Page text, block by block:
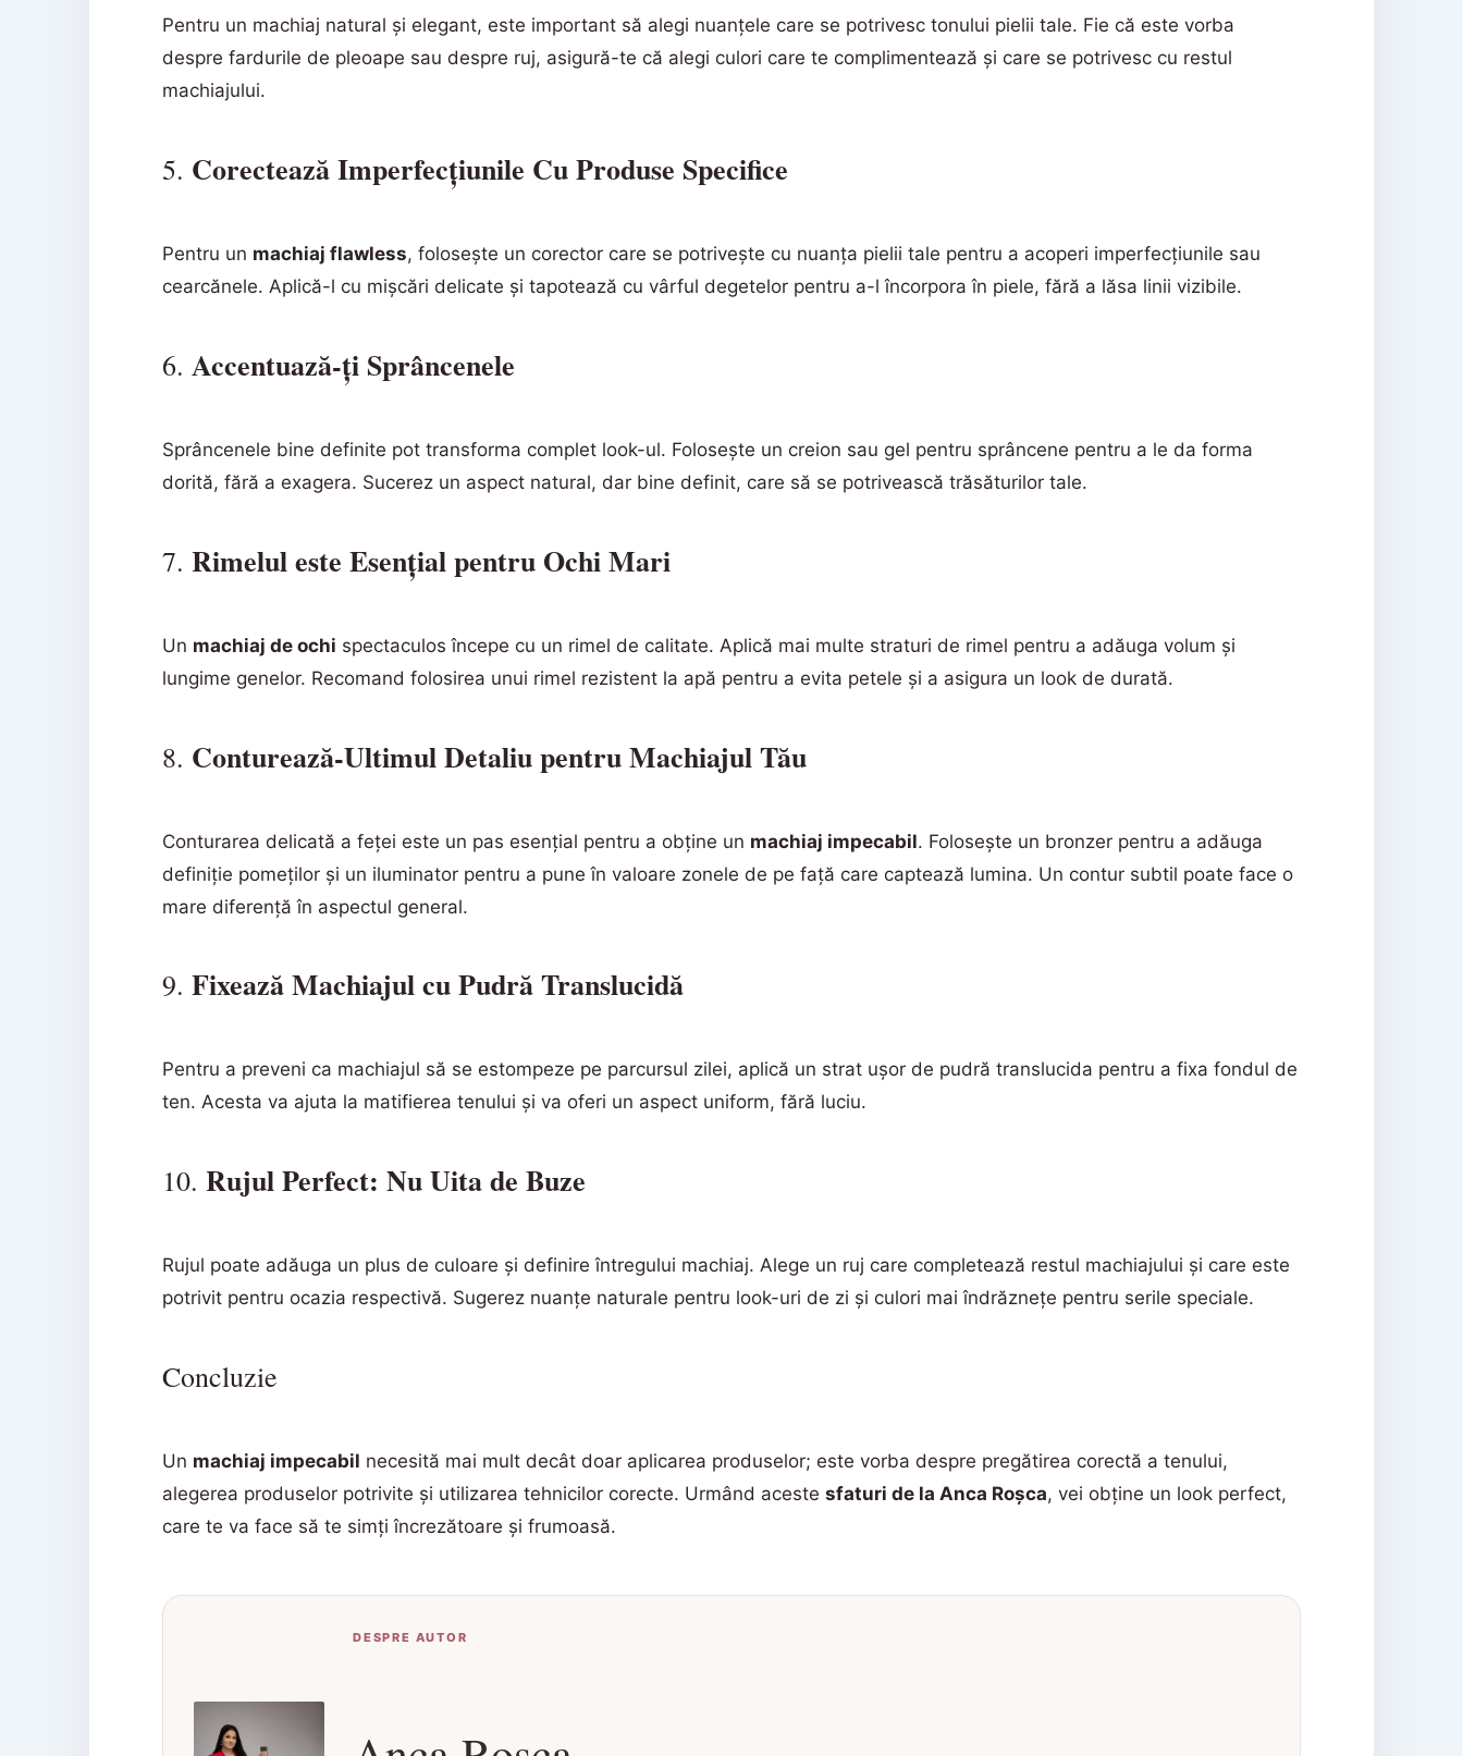
Pentru un machiaj natural și elegant, este important să alegi nuanțele care se potrivesc tonului pielii tale. Fie că este vorba
despre fardurile de pleoape sau despre ruj, asigură-te că alegi culori care te complimentează și care se potrivesc cu restul
machiajului.
5. Corectează Imperfecțiunile Cu Produse Specifice
Pentru un machiaj flawless, folosește un corector care se potrivește cu nuanța pielii tale pentru a acoperi imperfecțiunile sau
cearcănele. Aplică-l cu mișcări delicate și tapotează cu vârful degetelor pentru a-l încorpora în piele, fără a lăsa linii vizibile.
6.Accentuază-ți Sprâncenele
Sprâncenele bine definite pot transforma complet look-ul. Folosește un creion sau gel pentru sprâncene pentru a le da forma
dorită, fără a exagera. Sucerez un aspect natural, dar bine definit, care să se potrivească trăsăturilor tale.
7.Rimelul este Esențial pentru Ochi Mari
Un machiaj de ochi spectaculos începe cu un rimel de calitate. Aplică mai multe straturi de rimel pentru a adăuga volum și
lungime genelor. Recomand folosirea unui rimel rezistent la apă pentru a evita petele și a asigura un look de durată.
8. Conturează-Ultimul Detaliu pentru Machiajul Tău
Conturarea delicată a feței este un pas esențial pentru a obține un machiaj impecabil. Folosește un bronzer pentru a adăuga
definiție pomeților și un iluminator pentru a pune în valoare zonele de pe față care captează lumina. Un contur subtil poate face o
mare diferență în aspectul general.
9.Fixează Machiajul cu Pudră Translucidă
Pentru a preveni ca machiajul să se estompeze pe parcursul zilei, aplică un strat ușor de pudră translucida pentru a fixa fondul de
ten. Acesta va ajuta la matifierea tenului și va oferi un aspect uniform, fără luciu.
10.Rujul Perfect: Nu Uita de Buze
Rujul poate adăuga un plus de culoare și definire întregului machiaj. Alege un ruj care completează restul machiajului și care este
potrivit pentru ocazia respectivă. Sugerez nuanțe naturale pentru look-uri de zi și culori mai îndrăznețe pentru serile speciale.
Concluzie
Un machiaj impecabil necesită mai mult decât doar aplicarea produselor; este vorba despre pregătirea corectă a tenului,
alegerea produselor potrivite și utilizarea tehnicilor corecte. Urmând acestesfaturi de la Anca Roșca, vei obține un look perfect,
care te va face să te simți încrezătoare și frumoasă.
DESPRE AUTOR